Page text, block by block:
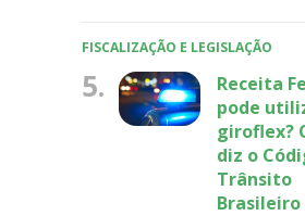
FISCALIZAÇÃO E LEGISLAÇÃO
5.
Receita
pode
giroflex?
diz o
Trânsito
Brasileiro